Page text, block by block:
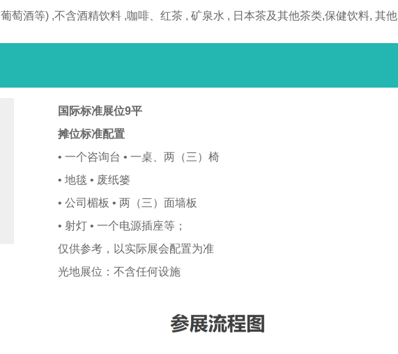
萄酒等) ,不含酒精饮料 ,咖啡、红茶 , 矿泉水 , 日本茶及其他茶类,保健饮料, 其他
国际标准展位9平
摊位标准配置
• 一个咨询台 • 一桌、两（三）椅
• 地毯 • 废纸篓
• 公司楣板 • 两（三）面墙板
• 射灯 • 一个电源插座等；
仅供参考，以实际展会配置为准
光地展位：不含任何设施